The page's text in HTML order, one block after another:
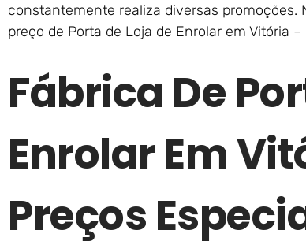
constantemente realiza diversas promoções.
preço de Porta de Loja de Enrolar em Vitória –
Fábrica De
Enrolar Em
Preços